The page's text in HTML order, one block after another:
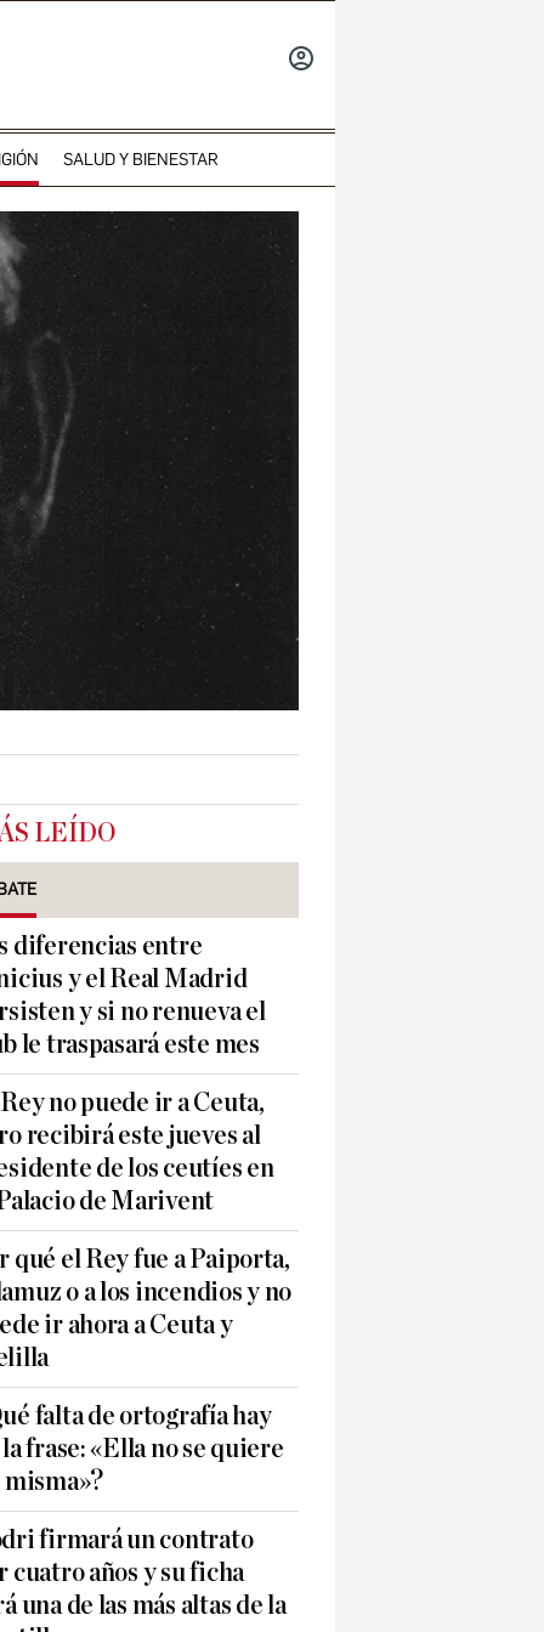
SALUD Y BIENESTAR
LEÍDO
diferencias entre
y el Real Madrid
y si no renueva el
le traspasará este mes
no puede ir a Ceuta,
recibirá este jueves al
de los ceutíes en
de Marivent
qué el Rey fue a Paiporta,
o a los incendios y no
ir ahora a Ceuta y
falta de ortografía hay
frase: «Ella no se quiere
misma»?
firmará un contrato
cuatro años y su ficha
una de las más altas de la